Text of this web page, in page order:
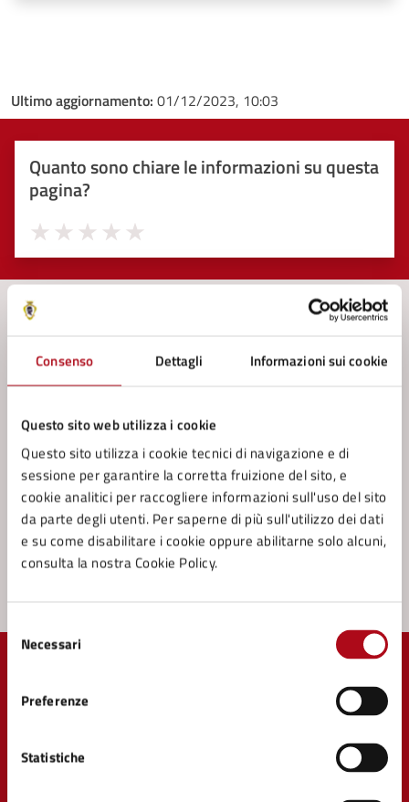
Consenso Dettagli Informazioni sui cookie
Questo sito web utilizza i cookie
Questo sito utilizza i cookie tecnici di navigazione e di
sessione per garantire la corretta fruizione del sito, e
cookie analitici per raccogliere informazioni sull'uso del sito
da parte degli utenti. Per saperne di più sull'utilizzo dei dati
e su come disabilitare i cookie oppure abilitarne solo alcuni,
consulta la nostra Cookie Policy.
delNecessari
Preferenze
Statistiche
Ultimo aggiornamento: 01/12/2023, 10:03
Quanto sono chiare le informazioni su questa
pagina?
Valuta 5 stelle su 5
Valuta 4 stelle su 5
Valuta 3 stelle su 5
Valuta 2 stelle su 5
Valuta 1 stelle su 5
Contatta il comune
Leggi le domande frequenti
Richiedi assistenza
Prenota appuntamento
Problemi in città
Segnala disservizio